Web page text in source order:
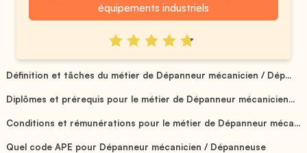
équipements industriels
Définition et tâches du métier de Dépanneur mécanicien / Dép...
Diplômes et prérequis pour le métier de Dépanneur mécanicien...
Conditions et rémunérations pour le métier de Dépanneur méca...
Quel code APE pour Dépanneur mécanicien / Dépanneuse